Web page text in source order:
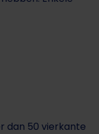
dan 50 vierkante